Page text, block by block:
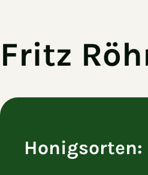
Fritz
Honigsorten: